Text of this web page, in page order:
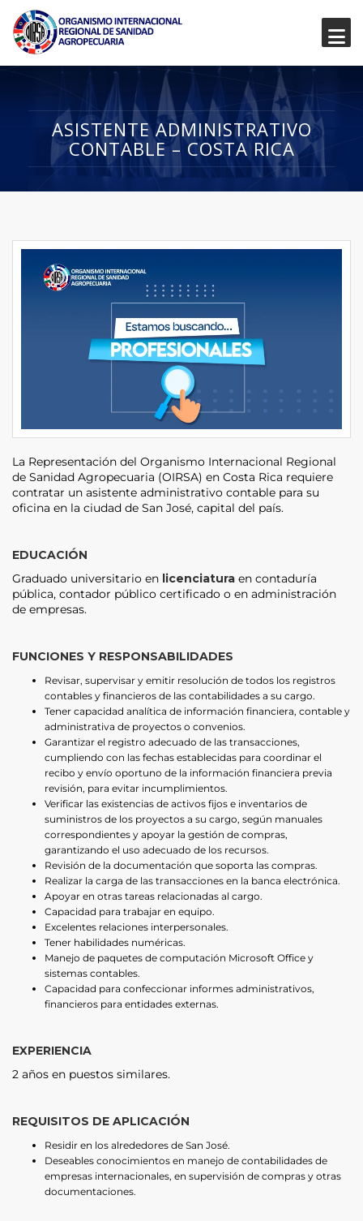
ASISTENTE ADMINISTRATIVO
CONTABLE – COSTA RICA
La Representación del Organismo Internacional Regional
de Sanidad Agropecuaria (OIRSA) en Costa Rica requiere
contratar un asistente administrativo contable para su
oficina en la ciudad de San José, capital del país.
EDUCACIÓN
Graduado universitario en licenciatura en contaduría
pública, contador público certificado o en administración
de empresas.
FUNCIONES Y RESPONSABILIDADES
Revisar, supervisar y emitir resolución de todos los registros
contables y financieros de las contabilidades a su cargo.
Tener capacidad analítica de información financiera, contable y
administrativa de proyectos o convenios.
Garantizar el registro adecuado de las transacciones,
cumpliendo con las fechas establecidas para coordinar el
recibo y envío oportuno de la información financiera previa
revisión, para evitar incumplimientos.
Verificar las existencias de activos fijos e inventarios de
suministros de los proyectos a su cargo, según manuales
correspondientes y apoyar la gestión de compras,
garantizando el uso adecuado de los recursos.
Revisión de la documentación que soporta las compras.
Realizar la carga de las transacciones en la banca electrónica.
Apoyar en otras tareas relacionadas al cargo.
Capacidad para trabajar en equipo.
Excelentes relaciones interpersonales.
Tener habilidades numéricas.
Manejo de paquetes de computación Microsoft Office y
sistemas contables.
Capacidad para confeccionar informes administrativos,
financieros para entidades externas.
EXPERIENCIA
2 años en puestos similares.
REQUISITOS DE APLICACIÓN
Residir en los alrededores de San José.
Deseables conocimientos en manejo de contabilidades de
empresas internacionales, en supervisión de compras y otras
documentaciones.